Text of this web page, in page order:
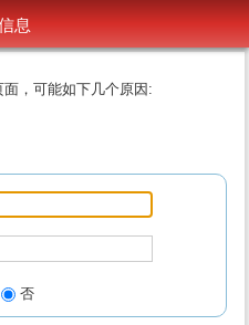
息
，可能如下几个原因:
否